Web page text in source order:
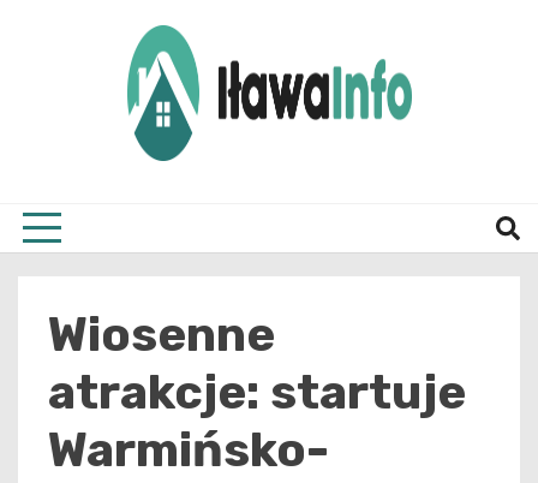
Wiosenne
atrakcje: startuje
Warmińsko-